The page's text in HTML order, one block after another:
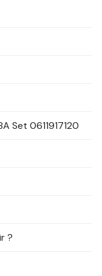
Set 0611917120
?